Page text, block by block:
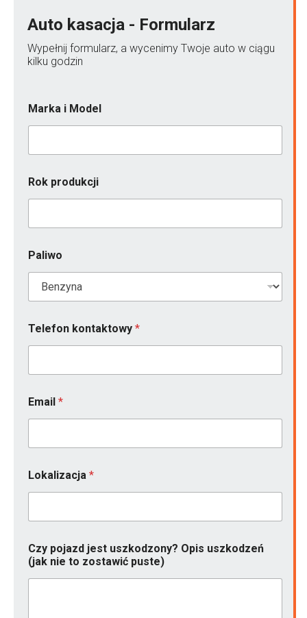
Auto kasacja - Formularz
Wypełnij formularz, a wycenimy Twoje auto w ciągu
kilku godzin
Marka i Model
Rok produkcji
Paliwo
r
o
u
c
j
i
*
Telefon kontaktowy *
Email *
Lokalizacja *
Czy pojazd jest uszkodzony? Opis uszkodzeń
(jak nie to zostawić puste)